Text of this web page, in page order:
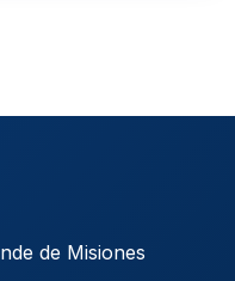
de Misiones